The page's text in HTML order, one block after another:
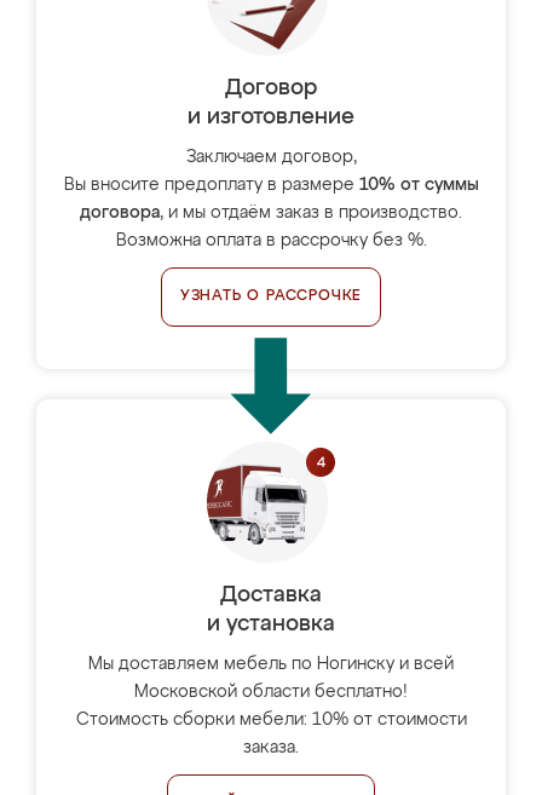
Договор
и изготовление
Заключаем договор,
Вы вносите предоплату в размере 10% от суммы
договора, и мы отдаём заказ в производство.
Возможна оплата в рассрочку без %.
УЗНАТЬ О РАССРОЧКЕ
Доставка
и установка
Мы доставляем мебель по Ногинску и всей
Московской области бесплатно!
Стоимость сборки мебели: 10% от стоимости
заказа.